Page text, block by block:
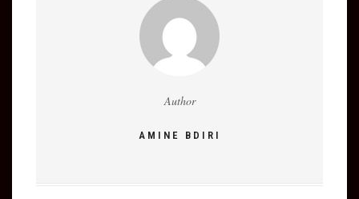
Author
AMINE BDIRI